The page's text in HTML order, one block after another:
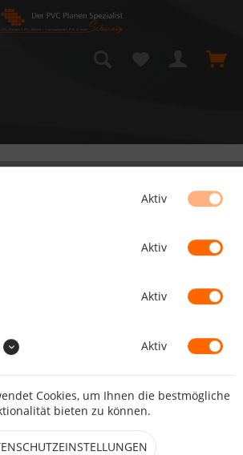
Aktiv
Aktiv
Aktiv
Aktiv
Cookies, um Ihnen die bestmögliche
bieten zu können.